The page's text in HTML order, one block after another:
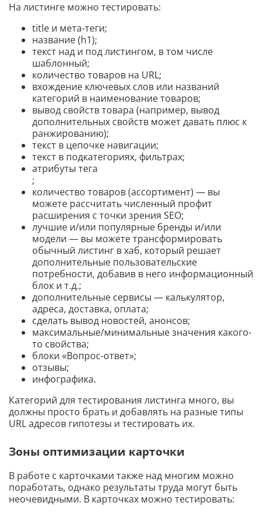
На листинге можно тестировать:
title и мета-теги;
название (h1);
текст над и под листингом, в том числе
шаблонный;
количество товаров на URL;
вхождение ключевых слов или названий
категорий в наименование товаров;
вывод свойств товара (например, вывод
дополнительных свойств может давать плюс к
ранжированию);
текст в цепочке навигации;
текст в подкатегориях, фильтрах;
атрибуты тега
;
количество товаров (ассортимент) — вы
можете рассчитать численный профит
расширения с точки зрения SEO;
лучшие и/или популярные бренды и/или
модели — вы можете трансформировать
обычный листинг в хаб, который решает
дополнительные пользовательские
потребности, добавив в него информационный
блок и т.д.;
дополнительные сервисы — калькулятор,
адреса, доставка, оплата;
сделать вывод новостей, анонсов;
максимальные/минимальные значения какого-
то свойства;
блоки «Вопрос-ответ»;
отзывы;
инфографика.
Категорий для тестирования листинга много, вы
должны просто брать и добавлять на разные типы
URL адресов гипотезы и тестировать их.
Зоны оптимизации карточки
В работе с карточками также над многим можно
поработать, однако результаты труда могут быть
неочевидными. В карточках можно тестировать: